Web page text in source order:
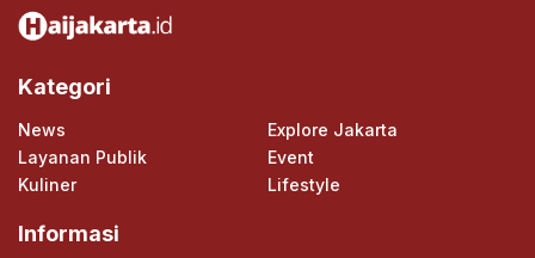
Kategori
News
Explore Jakarta
Layanan Publik
Event
Kuliner
Lifestyle
Informasi